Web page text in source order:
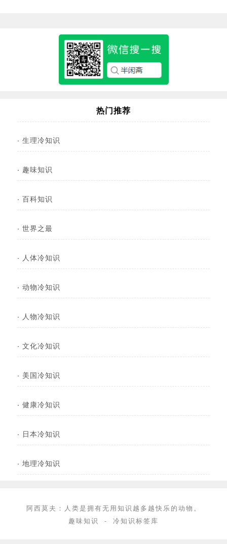
热门推荐
· 生理冷知识
· 趣味知识
· 百科知识
· 世界之最
· 人体冷知识
· 动物冷知识
· 人物冷知识
· 文化冷知识
· 美国冷知识
· 健康冷知识
· 日本冷知识
· 地理冷知识
阿西莫夫：人类是拥有无用知识越多越快乐的动物。
趣味知识
- 冷知识标签库